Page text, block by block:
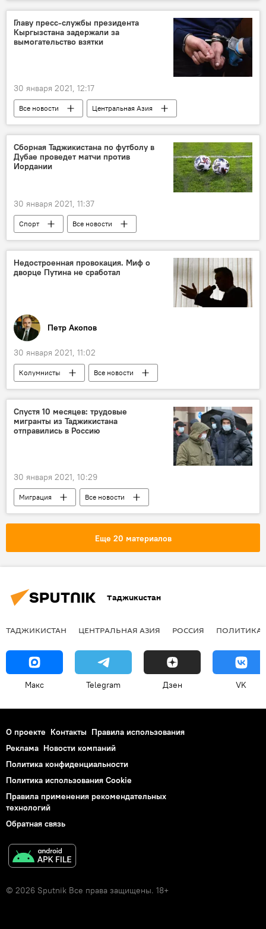
Главу пресс-службы президента
Кыргызстана задержали за
вымогательство взятки
30 января 2021, 12:17
Все новости Центральная Азия
Сборная Таджикистана по футболу в
Дубае проведет матчи против
Иордании
30 января 2021, 11:37
Спорт
Все новости
Таджикистан: свежие новости спорта
Недостроенная провокация. Миф о
дворце Путина не сработал
Петр Акопов
30 января 2021, 11:02
Колумнисты Все новости
Спустя 10 месяцев: трудовые
мигранты из Таджикистана
отправились в Россию
30 января 2021, 10:29
Миграция
Все новости
Таджикистан
Еще 20 материалов
Таджикистан
ТАДЖИКИСТАН ЦЕНТРАЛЬНАЯ АЗИЯ РОССИЯ ПОЛИТИКА
Макс Telegram Дзен VK
О проекте Контакты Правила использования
Реклама Новости компаний
Политика конфиденциальности
Политика использования Cookie
Правила применения рекомендательных
технологий
Обратная связь
© 2026 Sputnik Все права защищены. 18+